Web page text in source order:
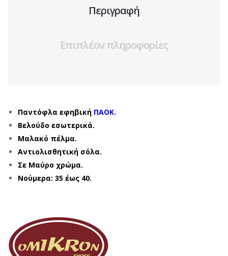
Περιγραφή
Επιπλέον πληροφορίες
Παντόφλα εφηβική ΠΑΟΚ.
Βελούδο εσωτερικά.
Μαλακό πέλμα.
Αντιολισθητική σόλα.
Σε Μαύρο χρώμα.
Νούμερα: 35 έως 40.